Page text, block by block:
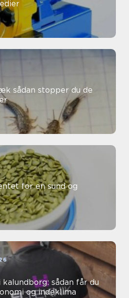
de
sådan får du
og indeklima